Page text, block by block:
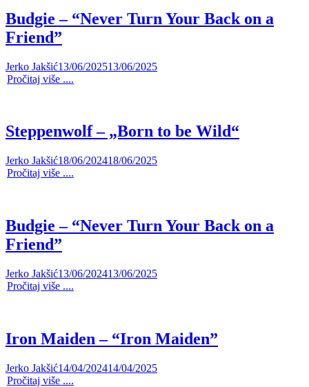
Budgie – “Never Turn Your Back on a
Friend”
Jerko Jakšić13/06/202513/06/2025
Pročitaj više ....
Steppenwolf – „Born to be Wild“
Jerko Jakšić18/06/202418/06/2025
Pročitaj više ....
Budgie – “Never Turn Your Back on a
Friend”
Jerko Jakšić13/06/202413/06/2025
Pročitaj više ....
Iron Maiden – “Iron Maiden”
Jerko Jakšić14/04/202414/04/2025
Pročitaj više ....